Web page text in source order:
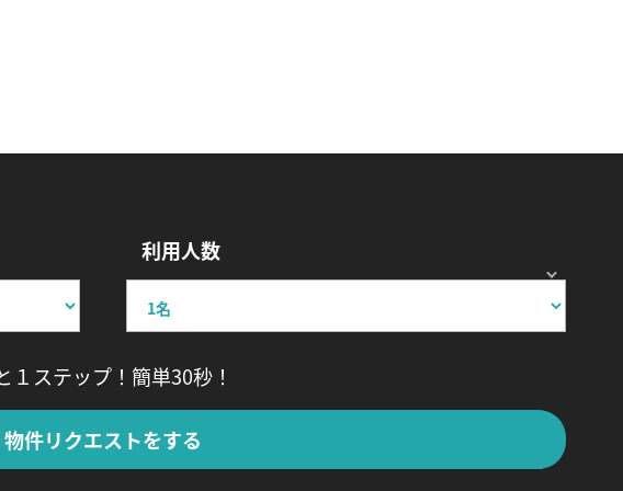
利用人数
１ステップ！簡単30秒！
物件リクエストをする